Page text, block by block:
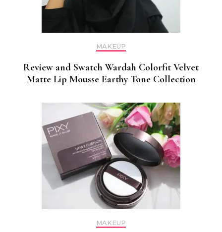
MAKEUP
Review and Swatch Wardah Colorfit Velvet
Matte Lip Mousse Earthy Tone Collection
MAKEUP